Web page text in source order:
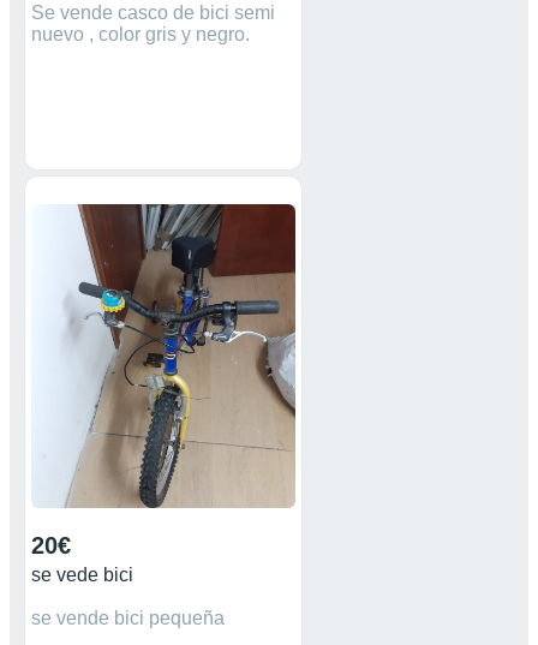
Se vende casco de bici semi
nuevo , color gris y negro.
20€
se vede bici
se vende bici pequeña